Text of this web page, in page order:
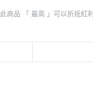
此商品 「 最高 」可以折抵紅利